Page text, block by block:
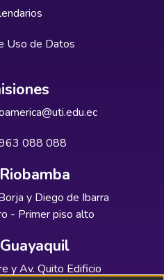
Uso de Datos
088 088
y Diego de Ibarra
- Primer piso alto
y Av. Quito Edificio